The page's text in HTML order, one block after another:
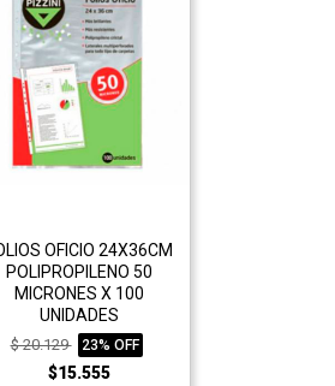
OFICIO 24X36CM
POLIPROPILENO 50
MICRONES X 100
UNIDADES
$ 20.129 23% OFF
$15.555